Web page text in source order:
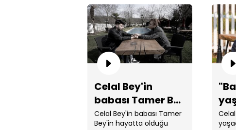
Celal Bey'in
babası Tamer Bey
hayatta!
Celal Bey'in babası Tamer
Bey'in hayatta olduğu
Celal